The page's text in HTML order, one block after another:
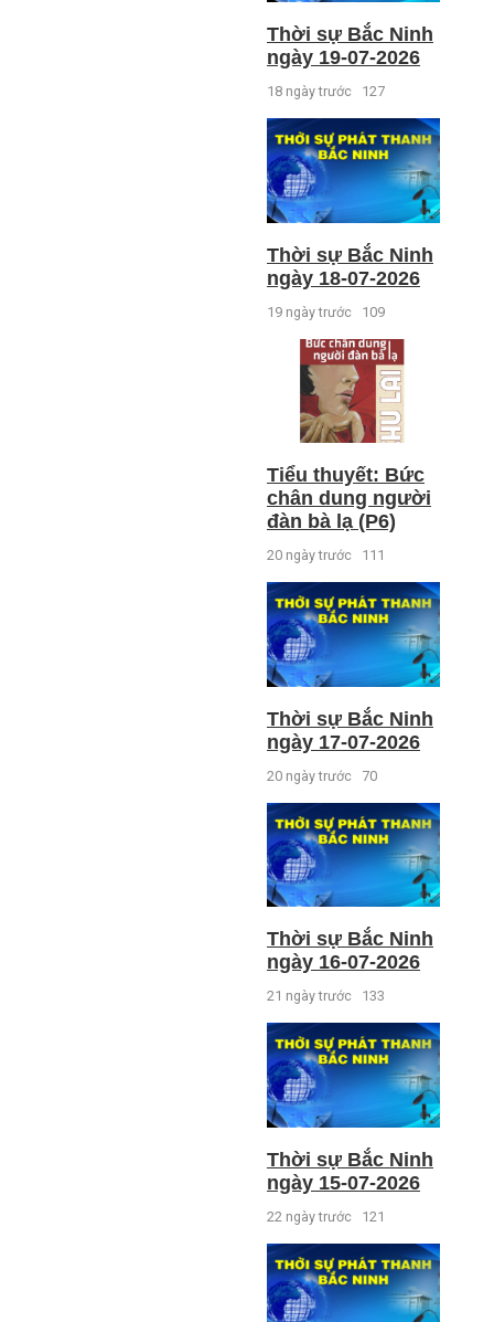
Thời sự Bắc Ninh
ngày 19-07-2026
18 ngày trước 127
Thời sự Bắc Ninh
ngày 18-07-2026
19 ngày trước 109
Tiểu thuyết: Bức
chân dung người
đàn bà lạ (P6)
20 ngày trước 111
Thời sự Bắc Ninh
ngày 17-07-2026
20 ngày trước 70
Thời sự Bắc Ninh
ngày 16-07-2026
21 ngày trước 133
Thời sự Bắc Ninh
ngày 15-07-2026
22 ngày trước 121